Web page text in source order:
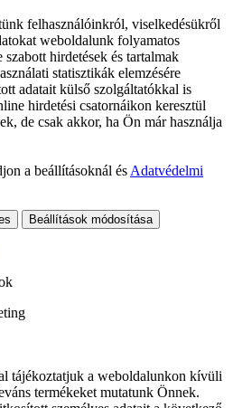
felhasználóinkról, viselkedésükről
weboldalunk folyamatos
hirdetések és tartalmak
statisztikák elemzésére
adatait külső szolgáltatókkal is
hirdetési csatornáikon keresztül
de csak akkor, ha Ön már használja
a beállításoknál és Adatvédelmi
Beállítások módosítása
tájékoztatjuk a weboldalunkon kívüli
termékeket mutatunk Önnek.